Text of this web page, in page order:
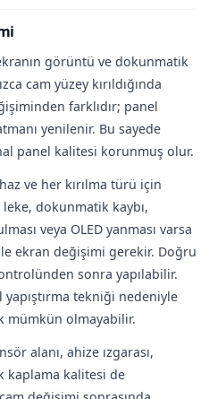
görüntü ve dokunmatik
cam yüzey kırıldığında
farklıdır; panel
yenilenir. Bu sayede
panel kalitesi korunmuş olur.
ve her kırılma türü için
dokunmatik kaybı,
veya OLED yanması varsa
ekran değişimi gerekir. Doğru
sonra yapılabilir.
yapıştırma tekniği nedeniyle
mümkün olmayabilir.
alanı, ahize ızgarası,
kaplama kalitesi de